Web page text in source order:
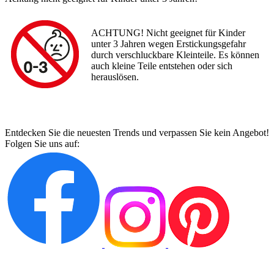
ACHTUNG! Nicht geeignet für Kinder
unter 3 Jahren wegen Erstickungsgefahr
durch verschluckbare Kleinteile. Es können
auch kleine Teile entstehen oder sich
herauslösen.
Entdecken Sie die neuesten Trends und verpassen Sie kein Angebot!
Folgen Sie uns auf: